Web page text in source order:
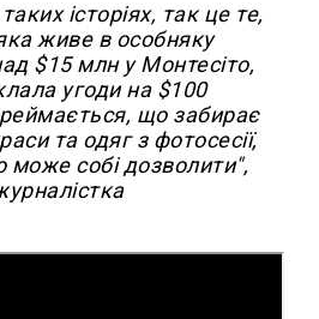
історіях, так це те,
живе в особняку
$15 млн у Монтесіто,
угоди на $100
що забирає
та одяг з фотосесії,
може собі дозволити",